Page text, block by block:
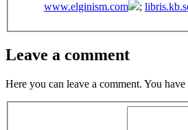
www.elginism.com
;
Leave a comment
Here you can leave a comment. You